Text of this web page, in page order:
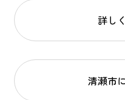
詳し
清瀬市